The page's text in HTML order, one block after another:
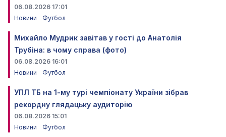
06.08.2026 17:01
Новини
Футбол
Михайло Мудрик завітав у гості до Анатолія
Трубіна: в чому справа (фото)
06.08.2026 16:01
Новини
Футбол
УПЛ ТБ на 1-му турі чемпіонату України зібрав
рекордну глядацьку аудиторію
06.08.2026 15:01
Новини
Футбол